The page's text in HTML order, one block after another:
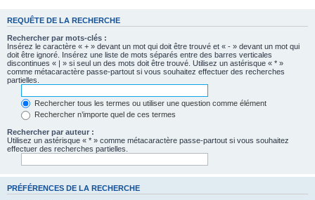
REQUÊTE DE LA RECHERCHE
Rechercher par mots-clés :
Insérez le caractère « + » devant un mot qui doit être trouvé et « - » devant un mot qui
doit être ignoré. Insérez une liste de mots séparés entre des barres verticales
discontinues « | » si seul un des mots doit être trouvé. Utilisez un astérisque « * »
comme métacaractère passe-partout si vous souhaitez effectuer des recherches
partielles.
Rechercher tous les termes ou utiliser une question comme élément
Rechercher n’importe quel de ces termes
Rechercher par auteur :
Utilisez un astérisque « * » comme métacaractère passe-partout si vous souhaitez
effectuer des recherches partielles.
PRÉFÉRENCES DE LA RECHERCHE